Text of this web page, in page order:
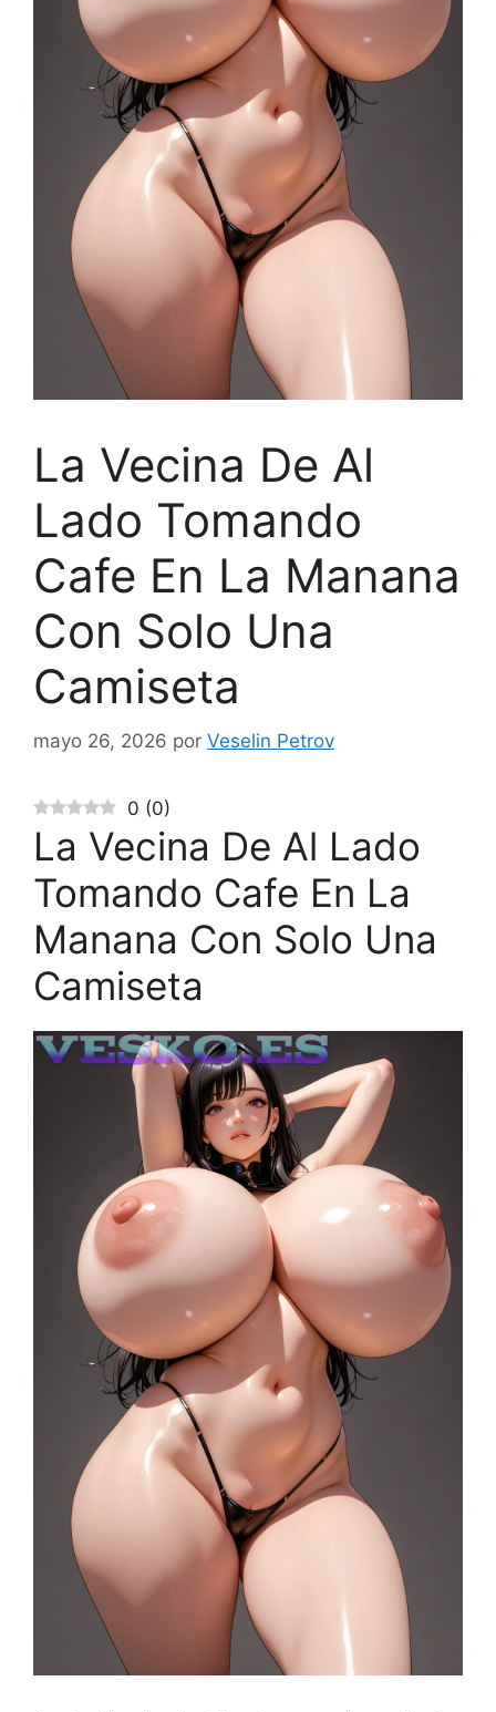
La Vecina De Al
Lado Tomando
Cafe En La Manana
Con Solo Una
Camiseta
mayo 26, 2026 por Veselin Petrov
0 (0)
La Vecina De Al Lado
Tomando Cafe En La
Manana Con Solo Una
Camiseta